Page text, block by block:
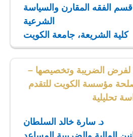
الفقه المقارن والسياسة
الشرعية
كلية الشريعة، جامعة الكويت
لفرض الضريبة وتخصيصها –
مؤسسة الكويت للتقدم
تحليلية
د. سارة خالد السلطان